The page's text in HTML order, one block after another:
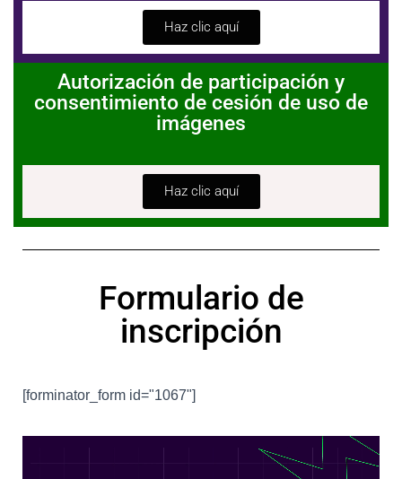
Haz clic aquí
Autorización de participación y
consentimiento de cesión de uso de
imágenes
Haz clic aquí
Formulario de
inscripción
[forminator_form id="1067"]